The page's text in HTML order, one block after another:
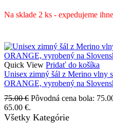
Na sklade 2 ks - expedujeme
Quick View Pridať do košíka
Unisex zimný šál z Merino vlny
ORANGE, vyrobený na
75.00€ Pôvodná cena bola:
65.00 €.
Všetky Kategórie